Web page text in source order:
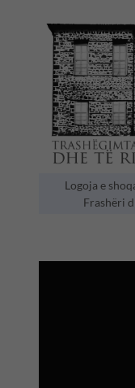
Logoja e
Frashëri